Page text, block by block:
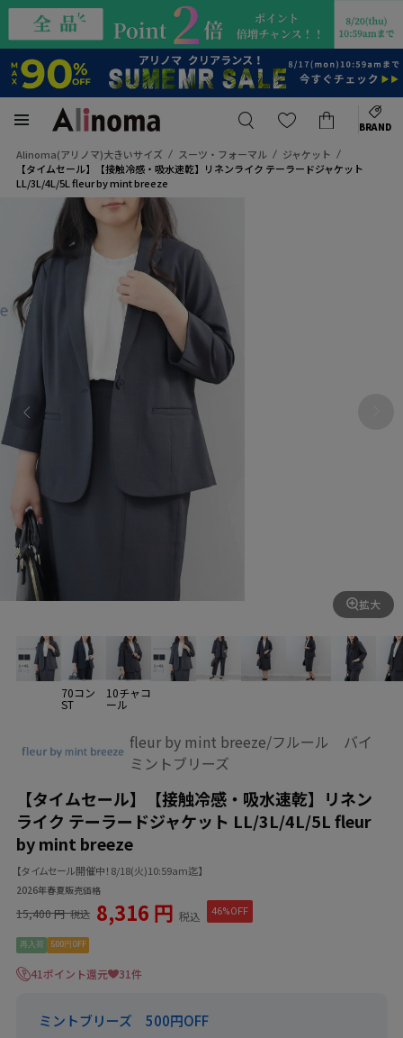
BRAND
Alinoma(アリノマ)大きいサイズ スーツ・フォーマル
ジャケット
【タイムセール】【接触冷感・吸水速乾】リネンライク テーラードジャケット
LL/3L/4L/5L fleur by mint breeze
拡大
70コン
ST
10チャコ
ール
fleur by mint breeze/フルール バイ
ミントブリーズ
【タイムセール】【接触冷感・吸水速乾】リネン
ライク テーラードジャケット LL/3L/4L/5L fleur
by mint breeze
【タイムセール開催中！8/18(火)10:59am迄】
2026年春夏販売価格
15,400 円 税込 8,316 円 税込 46%OFF
再入荷 500円OFF
41ポイント還元 31件
ミントブリーズ 500円OFF